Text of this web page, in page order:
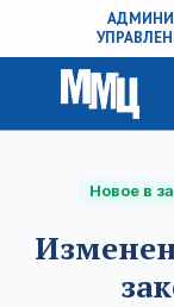
Новое в